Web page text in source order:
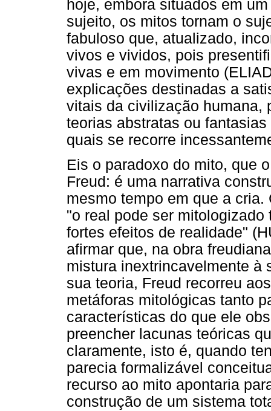
hoje, embora situados em
sujeito, os mitos tornam o
fabuloso que, atualizado,
vivos e vividos, pois
vivas e em movimento
explicações destinadas a
vitais da civilização humana,
teorias abstratas ou
quais se recorre
Eis o paradoxo do mito, que
Freud: é uma narrativa
mesmo tempo em que a
"o real pode ser
fortes efeitos de realidade"
afirmar que, na obra
mistura inextrincavelmente à
sua teoria, Freud recorreu
metáforas mitológicas tanto
características do que ele
preencher lacunas teóricas
claramente, isto é, quando
parecia formalizável
recurso ao mito apontaria
construção de um sistema